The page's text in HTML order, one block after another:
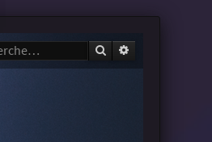
Rechercher